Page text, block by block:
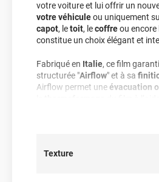
votre voiture et lui offrir un
votre véhiculeou uniquement
capot, letoit, lecoffreou
constitue un choix élégant et
Fabriqué en Italie, ce film
structurée "Airflow" et à sa
Airflow permet uneévacuation
cheveux). Ces deux
désagréments liés à une
• Travaillez dans un
Texture